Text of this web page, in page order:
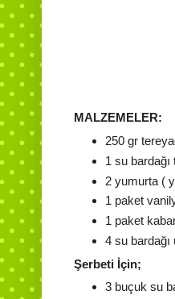
MALZEMELER:
250 gr
1 su
2 yumurta (
1 paket
1 paket
4 su bardağı
Şerbeti İçin;
3 buçuk su